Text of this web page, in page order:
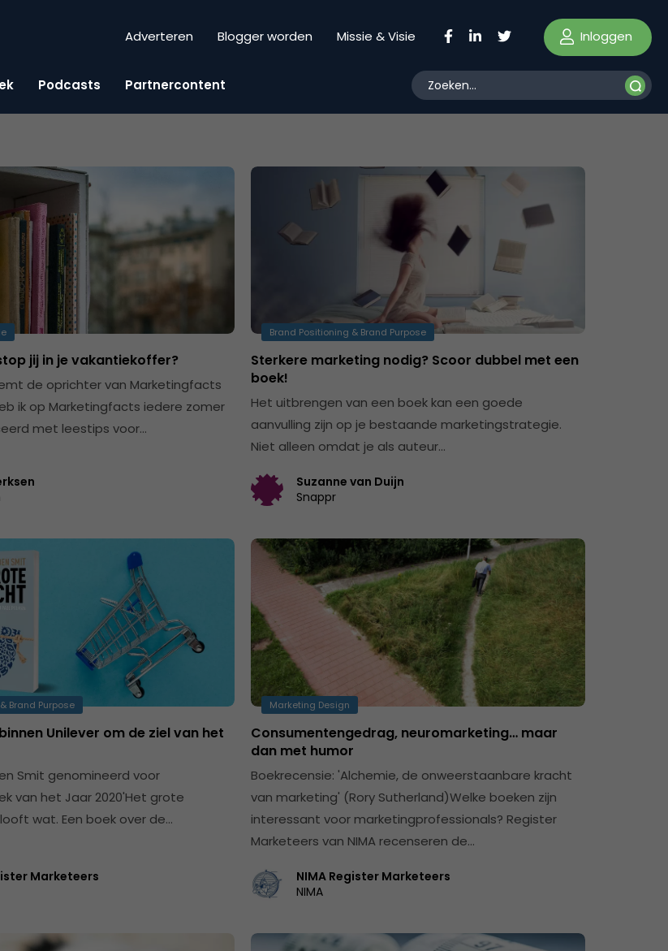
Adverteren Blogger worden Missie & Visie Inloggen
Podcasts Partnercontent
jij in je vakantiekoffer?
de oprichter van Marketingfacts
ik op Marketingfacts iedere zomer
met leestips voor…
Brand Positioning & Brand Purpose
Sterkere marketing nodig? Scoor dubbel met een
boek!
Het uitbrengen van een boek kan een goede
aanvulling zijn op je bestaande marketingstrategie.
Niet alleen omdat je als auteur…
Suzanne van Duijn
Snappr
Brand Purpose
Unilever om de ziel van het
Smit genomineerd voor
van het Jaar 2020'Het grote
wat. Een boek over de…
Marketeers
Marketing Design
Consumentengedrag, neuromarketing… maar
dan met humor
Boekrecensie: 'Alchemie, de onweerstaanbare kracht
van marketing' (Rory Sutherland)Welke boeken zijn
interessant voor marketingprofessionals? Register
Marketeers van NIMA recenseren de…
NIMA Register Marketeers
NIMA